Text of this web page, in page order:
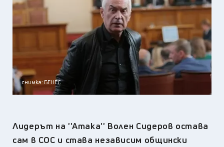
снимка: БГНЕС
Лидерът на ''Атака'' Волен Сидеров остава
сам в СОС и става независим общински